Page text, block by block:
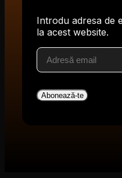
Introdu adresa de
la acest website.
Adresă
email
Abonează-te